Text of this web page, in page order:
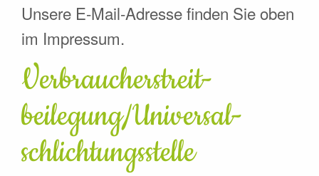
Unsere E-Mail-Adresse finden Sie oben
im Impressum.
Verbraucher­streit­
beilegung/Universal­
schlichtungs­stelle